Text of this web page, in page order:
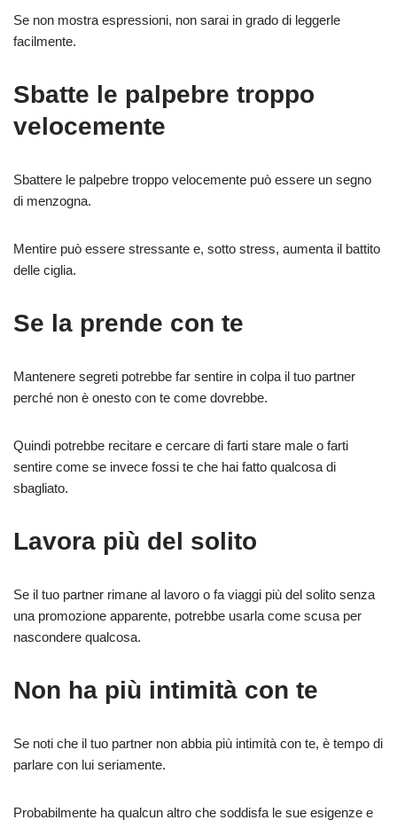
Se non mostra espressioni, non sarai in grado di leggerle
facilmente.
Sbatte le palpebre troppo
velocemente
Sbattere le palpebre troppo velocemente può essere un segno
di menzogna.
Mentire può essere stressante e, sotto stress, aumenta il battito
delle ciglia.
Se la prende con te
Mantenere segreti potrebbe far sentire in colpa il tuo partner
perché non è onesto con te come dovrebbe.
Quindi potrebbe recitare e cercare di farti stare male o farti
sentire come se invece fossi te che hai fatto qualcosa di
sbagliato.
Lavora più del solito
Se il tuo partner rimane al lavoro o fa viaggi più del solito senza
una promozione apparente, potrebbe usarla come scusa per
nascondere qualcosa.
Non ha più intimità con te
Se noti che il tuo partner non abbia più intimità con te, è tempo di
parlare con lui seriamente.
Probabilmente ha qualcun altro che soddisfa le sue esigenze e